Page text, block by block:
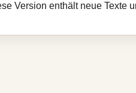
Version enthält neue